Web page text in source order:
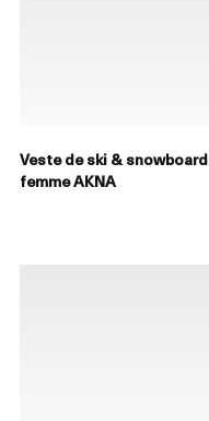
Veste de ski & snowboard
femme AKNA